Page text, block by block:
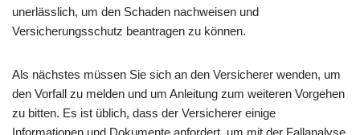
unerlässlich, um den Schaden nachweisen und
Versicherungsschutz beantragen zu können.
Als nächstes müssen Sie sich an den Versicherer wenden, um
den Vorfall zu melden und um Anleitung zum weiteren Vorgehen
zu bitten. Es ist üblich, dass der Versicherer einige
Informationen und Dokumente anfordert, um mit der Fallanalyse